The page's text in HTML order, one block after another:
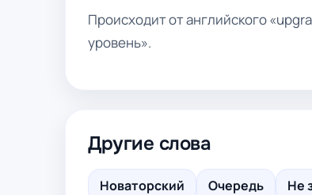
Происходит от английского
уровень».
Другие слова
Новаторский Очередь Не